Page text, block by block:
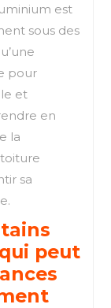
est
sous des
pour
et
en
la
sa
peut